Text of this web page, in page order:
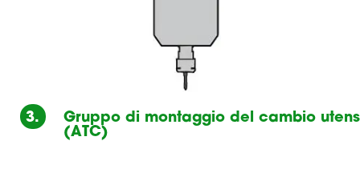
3.
Gruppo di montaggio del cambio
(ATC)